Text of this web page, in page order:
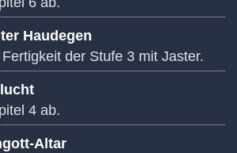
Haudegen
der Stufe 3 mit Jaster.
4 ab.
Altar